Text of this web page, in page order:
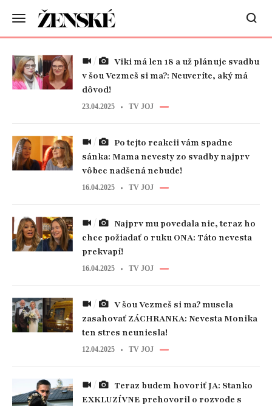
v šou Vezmeš si ma?: Neuveríte, aký má
dôvod!
23.04.2025 TV JOJ
sánka: Mama nevesty zo svadby najprv
vôbec nadšená nebude!
16.04.2025 TV JOJ
chce požiadať o ruku ONA: Táto nevesta
prekvapí!
16.04.2025 TV JOJ
zasahovať ZÁCHRANKA: Nevesta Monika
ten stres neuniesla!
12.04.2025 TV JOJ
EXKLUZÍVNE prehovoril o rozvode s